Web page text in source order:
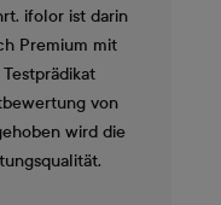
ifolor ist darin
Premium mit
von
wird die